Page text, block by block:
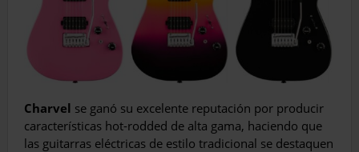
Charvel se ganó su excelente reputación por producir
características hot-rodded de alta gama, haciendo que
las guitarras eléctricas de estilo tradicional se destaquen